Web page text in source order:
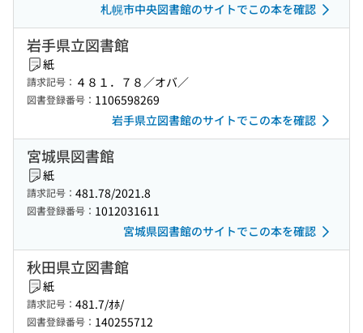
札幌市中央図書館のサイトでこの本を確認
岩手県立図書館
紙
請求記号： ４８１．７８／オバ／
図書登録番号： 1106598269
岩手県立図書館のサイトでこの本を確認
宮城県図書館
紙
請求記号： 481.78/2021.8
図書登録番号： 1012031611
宮城県図書館のサイトでこの本を確認
秋田県立図書館
紙
請求記号： 481.7/ｵﾎ/
図書登録番号： 140255712